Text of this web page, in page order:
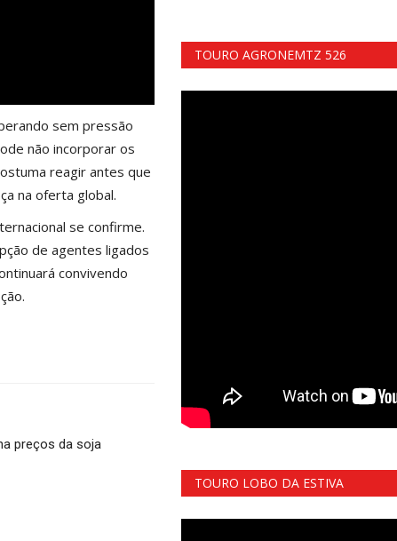
sem pressão
não incorporar os
reagir antes que
na oferta global.
se confirme.
de agentes ligados
convivendo
preços da soja
TOURO AGRONEMTZ 526
TOURO LOBO DA ESTIVA